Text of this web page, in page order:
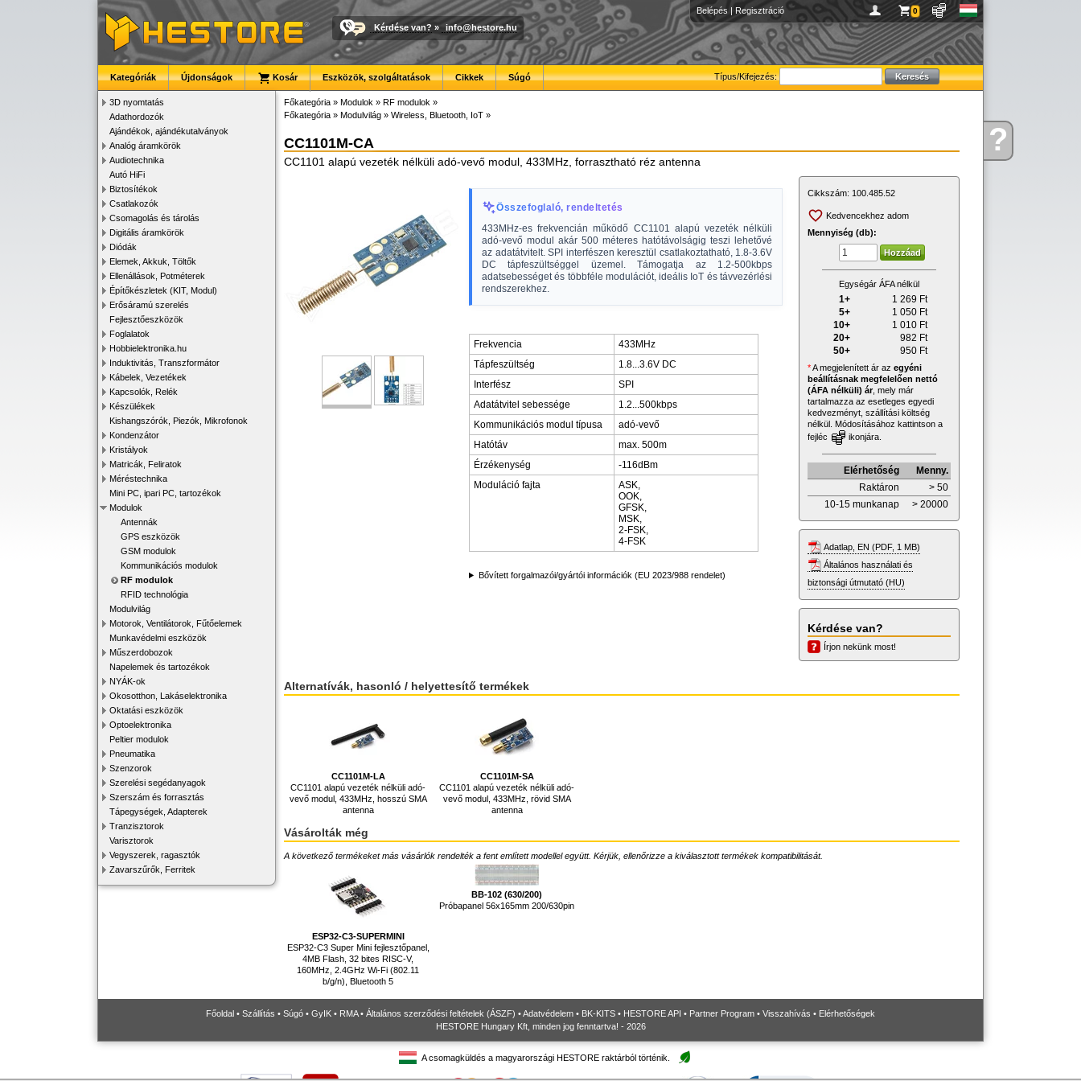
Kérdése
van
?
Belépés | Regisztráció 0
Kérdése van? » info@hestore.hu
Típus/Kifejezés:
Kategóriák Újdonságok Kosár Eszközök, szolgáltatások Cikkek Súgó
3D nyomtatás
Adathordozók
Ajándékok, ajándékutalványok
Analóg áramkörök
Audiotechnika
Autó HiFi
Biztosítékok
Csatlakozók
Csomagolás és tárolás
Digitális áramkörök
Diódák
Elemek, Akkuk, Töltők
Ellenállások, Potméterek
Építőkészletek (KIT, Modul)
Erősáramú szerelés
Fejlesztőeszközök
Foglalatok
Hobbielektronika.hu
Induktivitás, Transzformátor
Kábelek, Vezetékek
Kapcsolók, Relék
Készülékek
Kishangszórók, Piezók, Mikrofonok
Kondenzátor
Kristályok
Matricák, Feliratok
Méréstechnika
Mini PC, ipari PC, tartozékok
Modulok
Antennák
GPS eszközök
GSM modulok
Kommunikációs modulok
RF modulok
RFID technológia
Modulvilág
Motorok, Ventilátorok, Fűtőelemek
Munkavédelmi eszközök
Műszerdobozok
Napelemek és tartozékok
NYÁK-ok
Okosotthon, Lakáselektronika
Oktatási eszközök
Optoelektronika
Peltier modulok
Pneumatika
Szenzorok
Szerelési segédanyagok
Szerszám és forrasztás
Tápegységek, Adapterek
Tranzisztorok
Varisztorok
Vegyszerek, ragasztók
Zavarszűrők, Ferritek
Főkategória » Modulok » RF modulok »
Főkategória » Modulvilág » Wireless, Bluetooth, IoT »
CC1101M-CA
CC1101 alapú vezeték nélküli adó-vevő modul, 433MHz, forrasztható réz antenna
Összefoglaló, rendeltetés
433MHz-es frekvencián működő CC1101 alapú vezeték nélküli
adó-vevő modul akár 500 méteres hatótávolságig teszi lehetővé
az adatátvitelt. SPI interfészen keresztül csatlakoztatható, 1.8-3.6V
DC tápfeszültséggel üzemel. Támogatja az 1.2-500kbps
adatsebességet és többféle modulációt, ideális IoT és távvezérlési
rendszerekhez.
Frekvencia
433MHz
Tápfeszültség
1.8...3.6V DC
Interfész
SPI
Adatátvitel sebessége
1.2...500kbps
Kommunikációs modul típusa
adó-vevő
Hatótáv
max. 500m
Érzékenység
-116dBm
Moduláció fajta
ASK,
OOK,
GFSK,
MSK,
2-FSK,
4-FSK
Bővített forgalmazói/gyártói információk (EU 2023/988 rendelet)
Cikkszám: 100.485.52
Kedvencekhez adom
Mennyiség (db):
Egységár ÁFA nélkül
1+ 1 269 Ft
5+
1 050 Ft
10+
1 010 Ft
20+
982 Ft
50+
950 Ft
*A megjelenített ár az egyéni
beállításnak megfelelően nettó
(ÁFA nélküli) ár, mely már
tartalmazza az esetleges egyedi
kedvezményt, szállítási költség
nélkül. Módosításához kattintson a
fejléc
ikonjára.
Elérhetőség
Menny.
Raktáron
> 50
10-15 munkanap
> 20000
Adatlap, EN (PDF, 1 MB)
Általános használati és
biztonsági útmutató (HU)
Kérdése van?
Írjon nekünk most!
Alternatívák, hasonló / helyettesítő termékek
CC1101M-LA
CC1101 alapú vezeték nélküli adó-
vevő modul, 433MHz, hosszú SMA
antenna
CC1101M-SA
CC1101 alapú vezeték nélküli adó-
vevő modul, 433MHz, rövid SMA
antenna
Vásárolták még
A következő termékeket más vásárlók rendelték a fent említett modellel együtt. Kérjük, ellenőrizze a kiválasztott termékek kompatibilitását.
ESP32-C3-SUPERMINI
ESP32-C3 Super Mini fejlesztőpanel,
4MB Flash, 32 bites RISC-V,
160MHz, 2.4GHz Wi-Fi (802.11
b/g/n), Bluetooth 5
BB-102 (630/200)
Próbapanel 56x165mm 200/630pin
Főoldal • Szállítás • Súgó • GyIK • RMA• Általános szerződési feltételek (ÁSZF) •Adatvédelem • BK-KITS • HESTORE API • Partner Program • Visszahívás • Elérhetőségek
HESTORE Hungary Kft, minden jog fenntartva! - 2026
A csomagküldés a magyarországi HESTORE raktárból történik.